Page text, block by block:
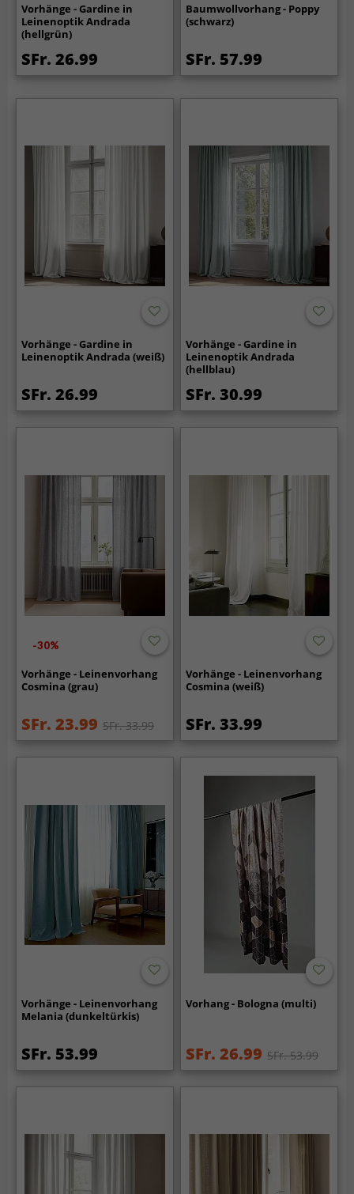
Vorhänge - Gardine in
Leinenoptik Andrada
(hellgrün)
SFr. 26.99
Baumwollvorhang - Poppy
(schwarz)
SFr. 57.99
Vorhänge - Gardine in
Leinenoptik Andrada (weiß)
SFr. 26.99
Vorhänge - Gardine in
Leinenoptik Andrada
(hellblau)
SFr. 30.99
-30%
Vorhänge - Leinenvorhang
Cosmina (grau)
SFr. 23.99 SFr. 33.99
Vorhänge - Leinenvorhang
Cosmina (weiß)
SFr. 33.99
Vorhänge - Leinenvorhang
Melania (dunkeltürkis)
SFr. 53.99
Vorhang - Bologna (multi)
SFr. 26.99 SFr. 53.99